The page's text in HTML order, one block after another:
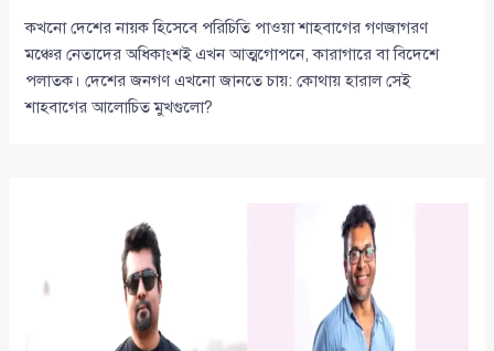
কখনো দেশের নায়ক হিসেবে পরিচিতি পাওয়া শাহবাগের গণজাগরণ
মঞ্চের নেতাদের অধিকাংশই এখন আত্মগোপনে, কারাগারে বা বিদেশে
পলাতক। দেশের জনগণ এখনো জানতে চায়: কোথায় হারাল সেই
শাহবাগের আলোচিত মুখগুলো?